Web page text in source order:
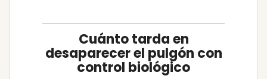
Cuánto tarda en
desaparecer el pulgón con
control biológico